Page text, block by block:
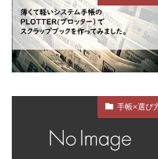
手帳×選び